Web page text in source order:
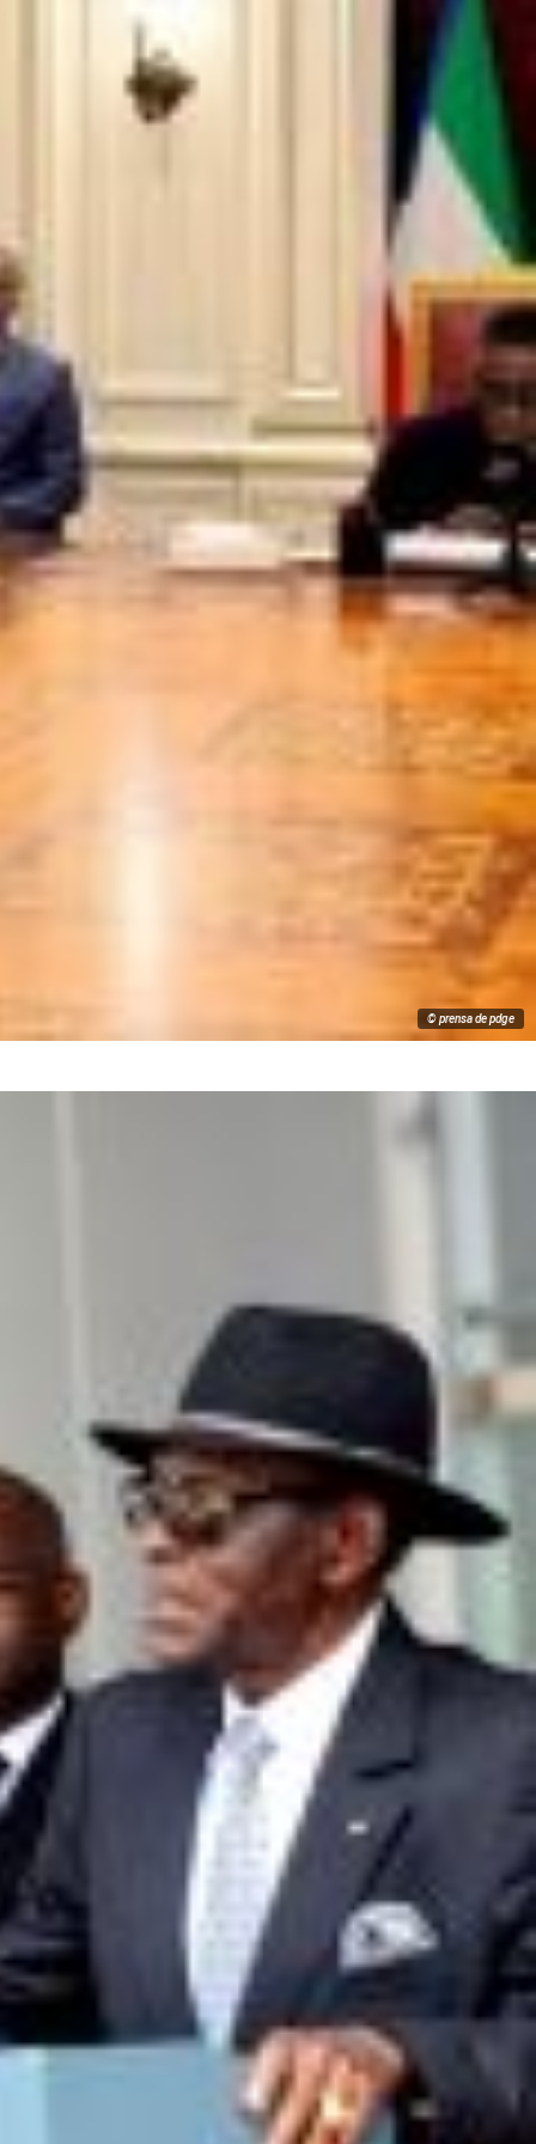
© prensa de pdge